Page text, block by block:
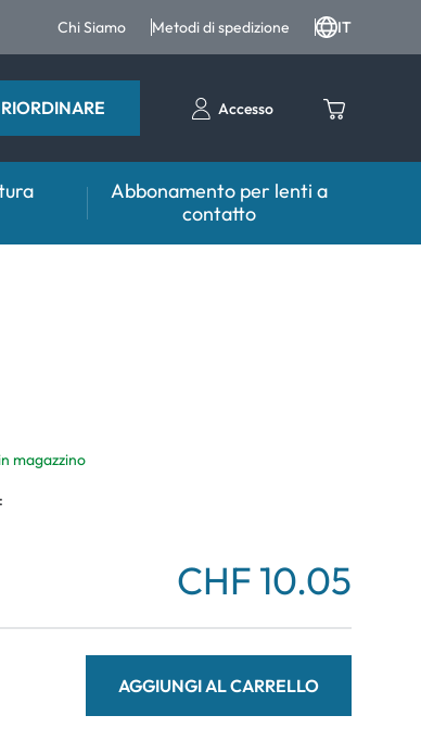
Chi Siamo Metodi di spedizione IT
RIORDINARE Accesso
Abbonamento per lenti a
contatto
magazzino
CHF 10.05
AGGIUNGI AL CARRELLO